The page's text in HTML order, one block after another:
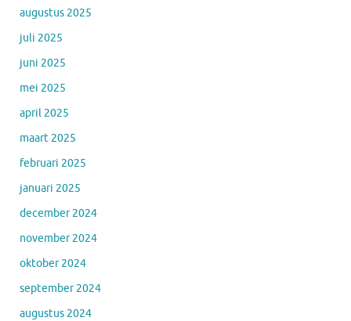
augustus 2025
juli 2025
juni 2025
mei 2025
april 2025
maart 2025
februari 2025
januari 2025
december 2024
november 2024
oktober 2024
september 2024
augustus 2024